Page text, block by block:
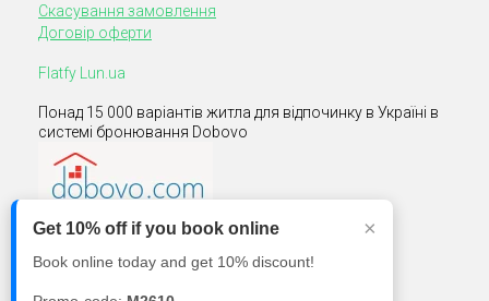
Скасування замовлення
Договір оферти
Flatfy Lun.ua
Понад 15 000 варіантів житла для відпочинку в Україні в
системі бронювання Dobovo
Ми на Facebook
Get 10% off if you book online ×
Book online today and get 10% discount!